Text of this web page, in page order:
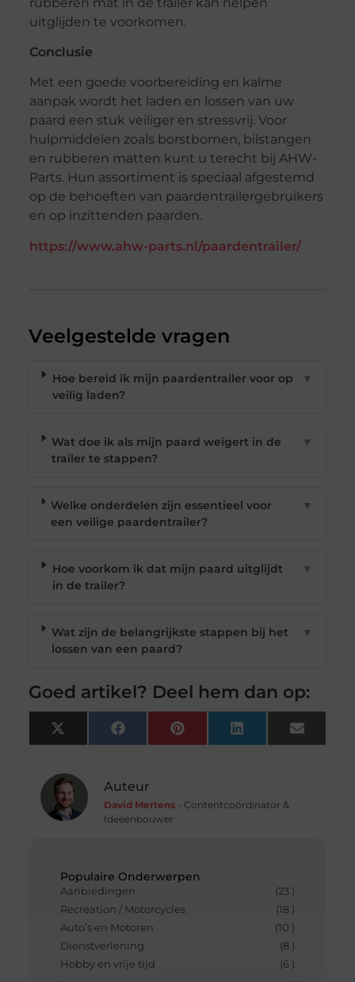
Populaire Onderwerpen
Aanbiedingen
(23 )
Recreation / Motorcycles
(18 )
Auto’s en Motoren
(10 )
Dienstverlening
(8 )
Hobby en vrije tijd
(6 )
uitglijden te voorkomen.
Conclusie
Met een goede voorbereiding en kalme
aanpak wordt het laden en lossen van uw
paard een stuk veiliger en stressvrij. Voor
hulpmiddelen zoals borstbomen, bilstangen
en rubberen matten kunt u terecht bij AHW-
Parts. Hun assortiment is speciaal afgestemd
op de behoeften van paardentrailergebruikers
en op inzittenden paarden.
https://www.ahw-parts.nl/paardentrailer/
Veelgestelde vragen
Hoe bereid ik mijn paardentrailer voor op
veilig laden?
▼
Wat doe ik als mijn paard weigert in de
trailer te stappen?
▼
Welke onderdelen zijn essentieel voor
een veilige paardentrailer?
▼
Hoe voorkom ik dat mijn paard uitglijdt
in de trailer?
▼
Wat zijn de belangrijkste stappen bij het
lossen van een paard?
▼
Goed artikel? Deel hem dan op:
X
(Twitter)
FacebookPinterest LinkedIn Email
Auteur
David Mertens- Contentcoördinator &
Ideeënbouwer